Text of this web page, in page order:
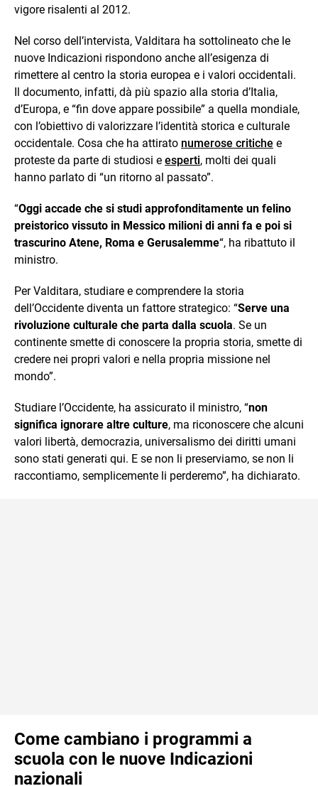
vigore risalenti al 2012.
Nel corso dell’intervista, Valditara ha sottolineato che le
nuove Indicazioni rispondono anche all’esigenza di
rimettere al centro la storia europea e i valori occidentali.
Il documento, infatti, dà più spazio alla storia d’Italia,
d’Europa, e “fin dove appare possibile” a quella mondiale,
con l’obiettivo di valorizzare l’identità storica e culturale
occidentale. Cosa che ha attirato numerose critiche e
proteste da parte di studiosi e esperti, molti dei quali
hanno parlato di “un ritorno al passato”.
“Oggi accade che si studi approfonditamente un felino
preistorico vissuto in Messico milioni di anni fa e poi si
trascurino Atene, Roma e Gerusalemme“, ha ribattuto il
ministro.
Per Valditara, studiare e comprendere la storia
dell’Occidente diventa un fattore strategico: “Serve una
rivoluzione culturale che parta dalla scuola. Se un
continente smette di conoscere la propria storia, smette di
credere nei propri valori e nella propria missione nel
mondo”.
Studiare l’Occidente, ha assicurato il ministro, “non
significa ignorare altre culture, ma riconoscere che alcuni
valori libertà, democrazia, universalismo dei diritti umani
sono stati generati qui. E se non li preserviamo, se non li
raccontiamo, semplicemente li perderemo”, ha dichiarato.
Come cambiano i programmi a
scuola con le nuove Indicazioni
nazionali